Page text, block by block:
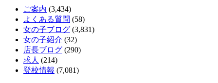
ご案内 (3,434)
よくある質問 (58)
女の子ブログ (3,831)
女の子紹介 (32)
店長ブログ (290)
求人 (214)
登校情報 (7,081)